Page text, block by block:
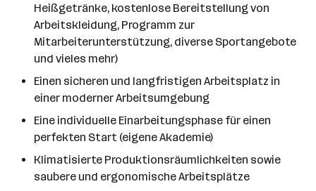
Heißgetränke, kostenlose Bereitstellung von
Arbeitskleidung, Programm zur
Mitarbeiterunterstützung, diverse Sportangebote
und vieles mehr)
Einen sicheren und langfristigen Arbeitsplatz in
einer moderner Arbeitsumgebung
Eine individuelle Einarbeitungsphase für einen
perfekten Start (eigene Akademie)
Klimatisierte Produktionsräumlichkeiten sowie
saubere und ergonomische Arbeitsplätze